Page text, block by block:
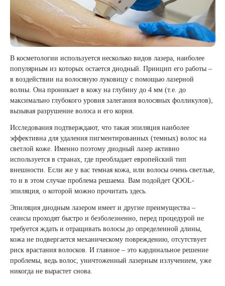
В косметологии используется несколько видов лазера, наиболее
популярным из которых остается диодный. Принцип его работы –
в воздействии на волосяную луковицу с помощью лазерной
волны. Она проникает в кожу на глубину до 4 мм (т.е. до
максимально глубокого уровня залегания волосяных фолликулов),
вызывая разрушение волоса и его корня.
Исследования подтверждают, что такая эпиляция наиболее
эффективна для удаления пигментированных (темных) волос на
светлой коже. Именно поэтому диодный лазер активно
используется в странах, где преобладает европейский тип
внешности. Если же у вас темная кожа, или волосы очень светлые,
то и в этом случае проблема решаема. Вам подойдет QOOL-
эпиляция, о которой можно прочитать здесь.
Эпиляция диодным лазером имеет и другие преимущества –
сеансы проходят быстро и безболезненно, перед процедурой не
требуется ждать и отращивать волосы до определенной длины,
кожа не подвергается механическому повреждению, отсутствует
риск врастания волосков. И главное – это кардинальное решение
проблемы, ведь волос, уничтоженный лазерным излучением, уже
никогда не вырастет снова.